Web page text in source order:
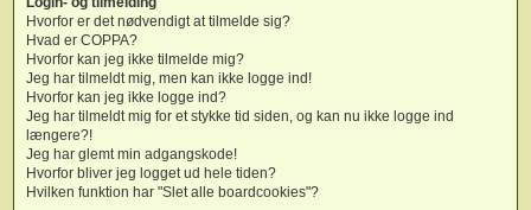
Hvorfor er det nødvendigt at tilmelde sig?
Hvad er COPPA?
Hvorfor kan jeg ikke tilmelde mig?
Jeg har tilmeldt mig, men kan ikke logge ind!
Hvorfor kan jeg ikke logge ind?
Jeg har tilmeldt mig for et stykke tid siden, og kan nu ikke logge ind
længere?!
Jeg har glemt min adgangskode!
Hvorfor bliver jeg logget ud hele tiden?
Hvilken funktion har "Slet alle boardcookies"?